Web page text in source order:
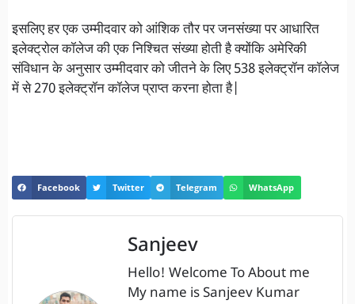
इसलिए हर एक उम्मीदवार को आंशिक तौर पर जनसंख्या पर आधारित
इलेक्ट्रोल कॉलेज की एक निश्चित संख्या होती है क्योंकि अमेरिकी
संविधान के अनुसार उम्मीदवार को जीतने के लिए 538 इलेक्ट्रॉन कॉलेज
में से 270 इलेक्ट्रॉन कॉलेज प्राप्त करना होता है|
Facebook Twitter Telegram WhatsApp
Sanjeev
Hello! Welcome To About me
My name is Sanjeev Kumar